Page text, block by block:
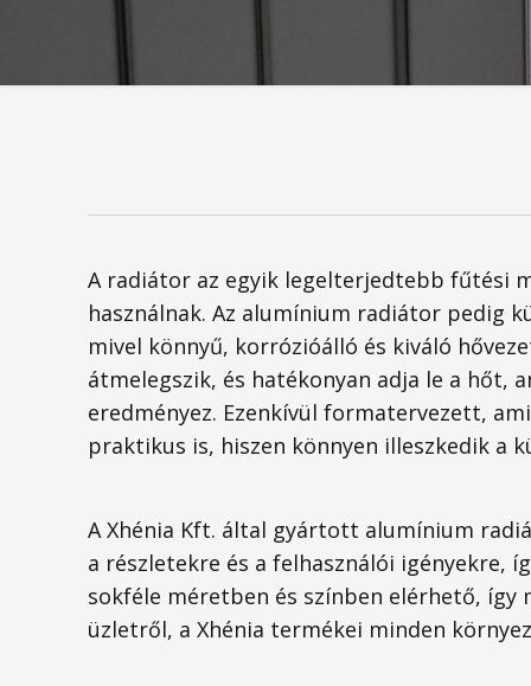
A radiátor az egyik legelterjedtebb fűtési
használnak. Az alumínium radiátor pedig
mivel könnyű, korrózióálló és kiváló
átmelegszik, és hatékonyan adja le a hőt,
eredményez. Ezenkívül formatervezett,
praktikus is, hiszen könnyen illeszkedik a
A Xhénia Kft. által gyártott alumínium
a részletekre és a felhasználói igényekre,
sokféle méretben és színben elérhető,
üzletről, a Xhénia termékei minden